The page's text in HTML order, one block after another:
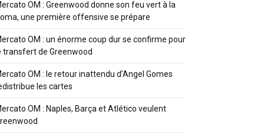
OM : Greenwood donne son feu vert à la
une première offensive se prépare
OM : un énorme coup dur se confirme pour
transfert de Greenwood
OM : le retour inattendu d’Angel Gomes
les cartes
OM : Naples, Barça et Atlético veulent